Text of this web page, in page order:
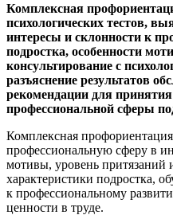
Комплексная
психологических тестов,
интересы и склонности к
подростка, особенности
консультирование с
разъяснение результатов
рекомендации для
профессиональной сферы
Комплексная
профессиональную сферу в
мотивы, уровень притязаний
характеристики подростка,
к профессиональному
ценности в труде.